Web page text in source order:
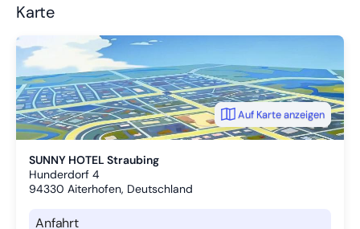
Karte
SUNNY HOTEL Straubing
Hunderdorf 4
94330 Aiterhofen, Deutschland
Anfahrt
Auf Karte anzeigen